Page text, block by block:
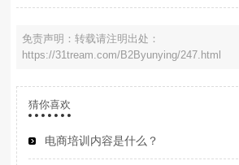
免责声明：转载请注明出处：
https://31tream.com/B2Byunying/247.html
猜你喜欢
电商培训内容是什么？